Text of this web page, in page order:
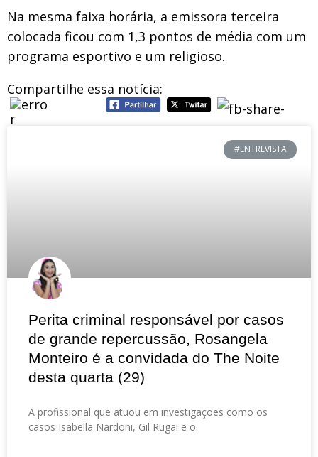
Na mesma faixa horária, a emissora terceira
colocada ficou com 1,3 pontos de média com um
programa esportivo e um religioso.
Compartilhe essa notícia:
#ENTREVISTA
Perita criminal responsável por casos
de grande repercussão, Rosangela
Monteiro é a convidada do The Noite
desta quarta (29)
A profissional que atuou em investigações como os
casos Isabella Nardoni, Gil Rugai e o